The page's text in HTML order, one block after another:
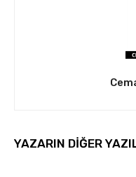
YAZARIN DIĞER